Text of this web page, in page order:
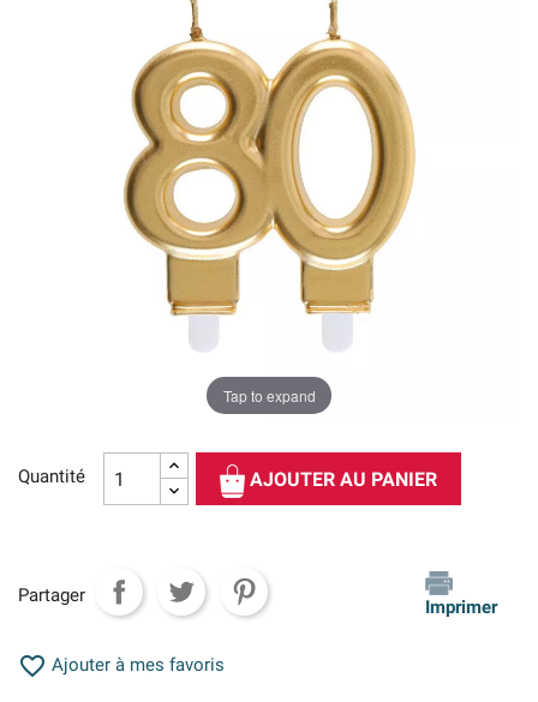
Tap to expand
Quantité AJOUTER AU PANIER
Partager
Imprimer
 Ajouter à mes favoris